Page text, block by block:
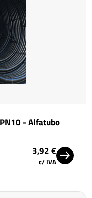
- Alfatubo
3,92 €
c/ IVA